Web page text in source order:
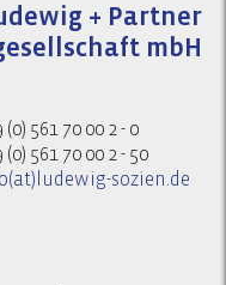
+ Partner
mbH
(0) 561 70 00 2 - 0
(0) 561 70 00 2 - 50
sozien.de